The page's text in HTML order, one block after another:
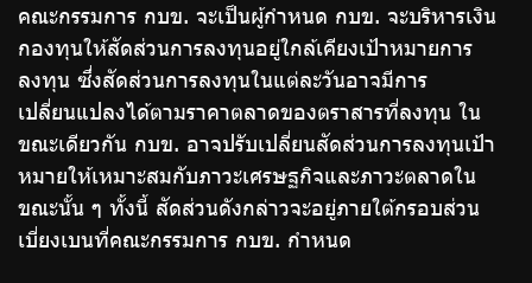
คณะกรรมการ กบข. จะเป็นผู้กำหนด กบข. จะบริหารเงิน
กองทุนให้สัดส่วนการลงทุนอยู่ใกล้เคียงเป้าหมายการ
ลงทุน ซึ่งสัดส่วนการลงทุนในแต่ละวันอาจมีการ
เปลี่ยนแปลงได้ตามราคาตลาดของตราสารที่ลงทุน ใน
ขณะเดียวกัน กบข. อาจปรับเปลี่ยนสัดส่วนการลงทุนเป้า
หมายให้เหมาะสมกับภาวะเศรษฐกิจและภาวะตลาดใน
ขณะนั้น ๆ ทั้งนี้ สัดส่วนดังกล่าวจะอยู่ภายใต้กรอบส่วน
เบี่ยงเบนที่คณะกรรมการ กบข. กำหนด